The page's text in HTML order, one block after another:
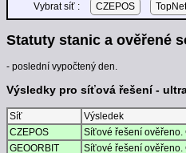
Vybrat síť : CZEPOS
Statuty stanic a ověřené
- poslední vypočtený den.
Výsledky pro síťová řešení -
Síť
Výsledek
CZEPOS
Síťové řešení ověřeno.
GEOORBIT
Síťové řešení ověřeno.